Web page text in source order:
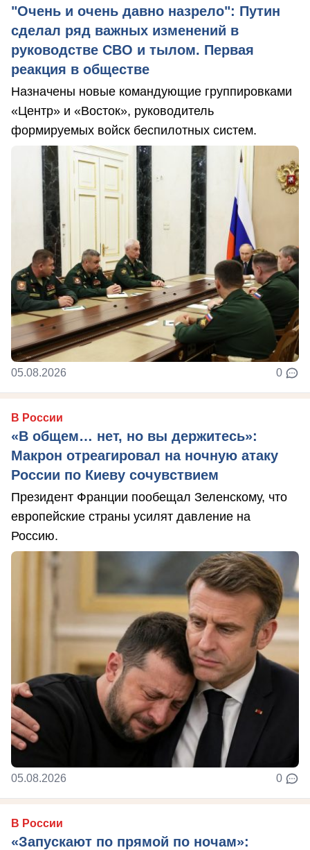
"Очень и очень давно назрело": Путин
сделал ряд важных изменений в
руководстве СВО и тылом. Первая
реакция в обществе
Назначены новые командующие группировками
«Центр» и «Восток», руководитель
формируемых войск беспилотных систем.
05.08.2026 0
В России
«В общем… нет, но вы держитесь»:
Макрон отреагировал на ночную атаку
России по Киеву сочувствием
Президент Франции пообещал Зеленскому, что
европейские страны усилят давление на
Россию.
05.08.2026 0
В России
«Запускают по прямой по ночам»: